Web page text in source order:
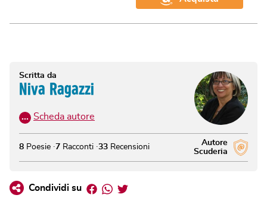
Scritta da
Niva Ragazzi
… Scheda autore
Autore
Scuderia
8 Poesie 7 Racconti 33 Recensioni
Condividi su Facebook
Whatsapp
Twitter